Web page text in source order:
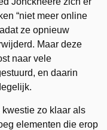
“niet meer online
ze opnieuw
Maar deze
naar vele
en daarin
zo klaar als
elementen die erop